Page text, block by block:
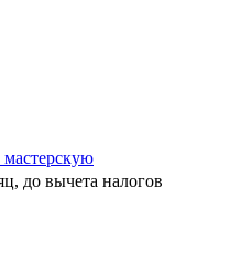
до вычета налогов